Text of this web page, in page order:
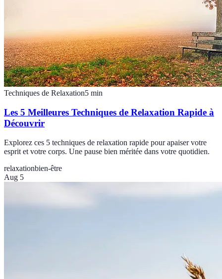
Techniques de Relaxation5 min
Les 5 Meilleures Techniques de Relaxation Rapide à
Découvrir
Explorez ces 5 techniques de relaxation rapide pour apaiser votre
esprit et votre corps. Une pause bien méritée dans votre quotidien.
relaxationbien-être
Aug 5